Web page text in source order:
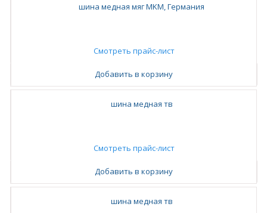
шина медная мяг MKM, Германия
Смотреть прайс-лист
Добавить в корзину
шина медная тв
Смотреть прайс-лист
Добавить в корзину
шина медная тв